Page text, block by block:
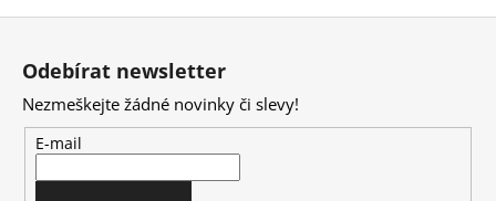
a
c
Z
Odebírat newsletter
Nezmeškejte žádné novinky či slevy!
E-mail